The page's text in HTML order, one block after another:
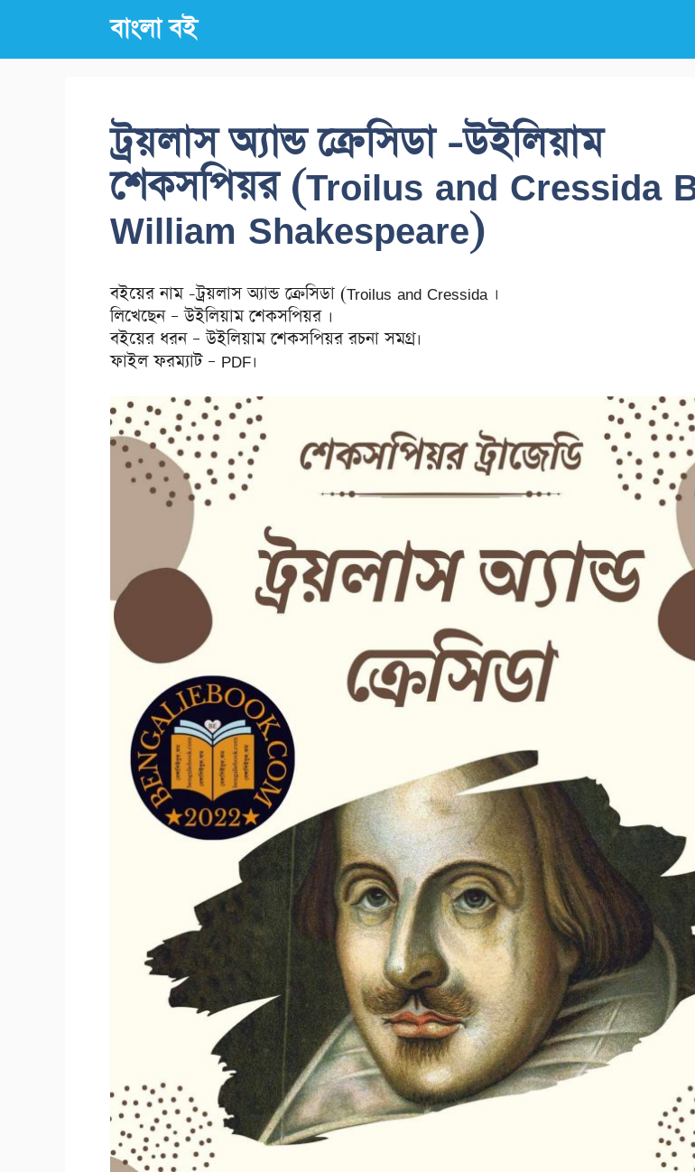
content
বাংলা বই
ট্রয়লাস অ্যান্ড ক্রেসিডা -উইলিয়াম
শেকসপিয়র (Troilus and Cressida
William Shakespeare)
বইয়ের নাম -ট্রয়লাস অ্যান্ড ক্রেসিডা (Troilus and Cressida ।
লিখেছেন – উইলিয়াম শেকসপিয়র ।
বইয়ের ধরন – উইলিয়াম শেকসপিয়র রচনা সমগ্র।
ফাইল ফরম্যাট – PDF।